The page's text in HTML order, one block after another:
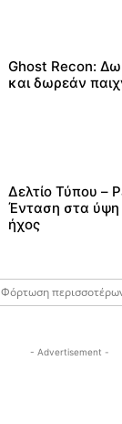
Ghost Recon:
και δωρεάν
Δελτίο Τύπου –
Ένταση στα ύψη
ήχος
Φόρτωση
- Advertisement -